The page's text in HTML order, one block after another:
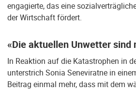
engagierte, das eine
der Wirtschaft fördert.
«Die aktuellen Unwetter sind
In Reaktion auf die Katastrophen in
unterstrich Sonia Seneviratne in
Beitrag einmal mehr, dass mit dem